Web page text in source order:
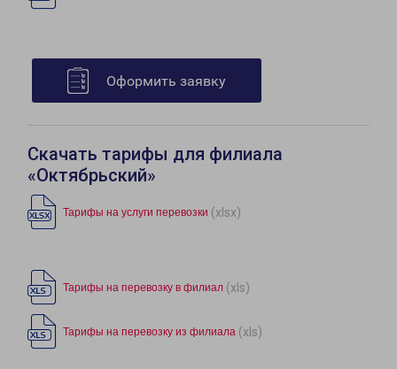
Оформить заявку
Скачать тарифы для филиала
«Октябрьский»
Тарифы на услуги перевозки (xlsx)
Тарифы на перевозку в филиал (xls)
Тарифы на перевозку из филиала (xls)